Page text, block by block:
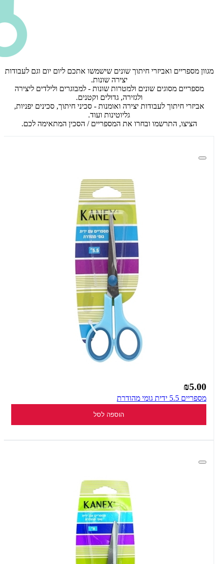
מגוון מספריים ואביזרי חיתוך שונים שישמשו אתכם ליום יום וגם לעבודות
יצירה שונות.
מספריים מסוגים שונים ולמטרות שונות - למבוגרים ולילדים ליצירה
ולגזירה, גדולים וקטנים.
אביזרי חיתוך לעבודות יצירה ואומנות - סכיני חיתוך, סכינים יפניות,
גליוטינות ועוד.
הציצו, התרשמו ובחרו את המספריים / הסכין המתאימה לכם.
₪5.00
מספריים 5.5 ידית גומי מהודרת
הוספה לסל